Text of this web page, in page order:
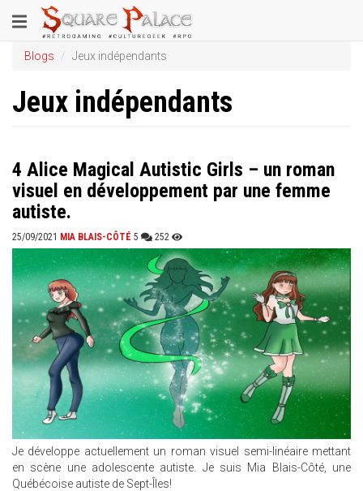
au
contenu
principal
Toggle
navigation
Blogs Jeux indépendants
Jeux indépendants
4 Alice Magical Autistic Girls – un roman
visuel en développement par une femme
autiste.
25/09/2021 MIA BLAIS-CÔTÉ 5 252
Je développe actuellement un roman visuel semi-linéaire mettant
en scène une adolescente autiste. Je suis Mia Blais-Côté, une
Québécoise autiste de Sept-Îles!